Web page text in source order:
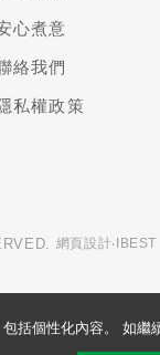
心煮意
絡我們
私權政策
網頁設計‧IBEST
括個性化內容。 如繼